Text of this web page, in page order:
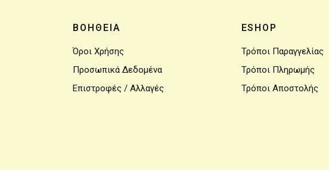
ΒΟΗΘΕΙΑ
Όροι Χρήσης
Προσωπικά Δεδομένα
Επιστροφές / Αλλαγές
ESHOP
Τρόποι Παραγγελίας
Τρόποι Πληρωμής
Τρόποι Αποστολής